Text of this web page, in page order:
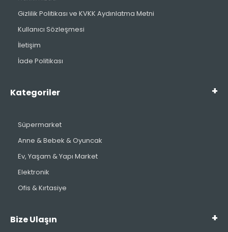
Gizlilik Politikası ve KVKK Aydınlatma Metni
Kullanıcı Sözleşmesi
İletişim
İade Politikası
Kategoriler
Süpermarket
Anne & Bebek & Oyuncak
Ev, Yaşam & Yapı Market
Elektronik
Ofis & Kırtasiye
Bize Ulaşın